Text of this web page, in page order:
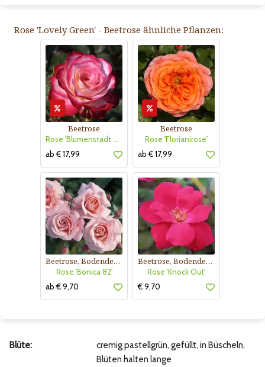
Rose 'Lovely Green' - Beetrose ähnliche Pflanzen:
Beetrose
Rose 'Blumenstadt Tulln'
ab € 17,99
Beetrose
Rose 'Florianirose'
ab € 17,99
Beetrose, Bodendeckerrose
Rose 'Bonica 82'
ab € 9,70
Beetrose, Bodendeckerrose
Rose 'Knock Out'
€ 9,70
Blüte:
cremig pastellgrün, gefüllt, in Büscheln,
Blüten halten lange